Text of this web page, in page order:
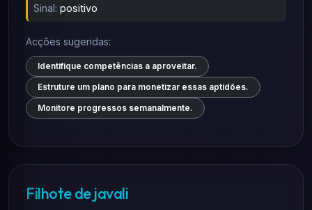
Sinal: positivo
Acções sugeridas:
Identifique competências a aproveitar.
Estruture um plano para monetizar essas aptidões.
Monitore progressos semanalmente.
Filhote de javali